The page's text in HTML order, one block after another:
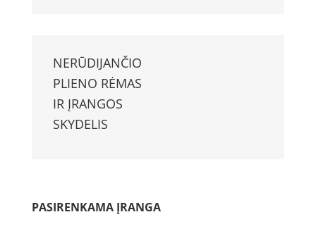
NERŪDIJANČIO
PLIENO RĖMAS
IR ĮRANGOS
SKYDELIS
PASIRENKAMA ĮRANGA